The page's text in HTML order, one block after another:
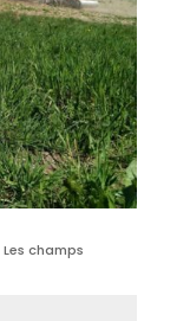
Les champs